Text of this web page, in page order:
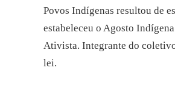
Povos Indígenas resultou de
estabeleceu o Agosto
Ativista. Integrante do
lei.